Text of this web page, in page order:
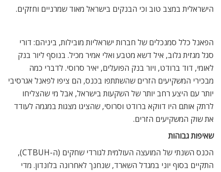
הישראלית במצב טוב וכי הבנקים בישראל מאוד שמרניים וחזקים.
הפאנל כלל סמנכלים של חברות ישראליות מובילות, ביניהם: דורי
סגל מגזית גלוב, איל דשא מטבע ואלי אמיר מכיל. בנוסף ליור בנק
לאומי, דוד ברודט, ויור בנק הפועלים, יאיר סרוסי. לדברי כמה
מבכירי המשקיעים הזרים שהשתתפו בכנס, הם ציפו לפאנל אגרסיבי
יותר עם היצע רחב יותר של השקעות בישראל, אבל מי שהצליחו
לרתק אותם היו דווקא ברודט וסרוסי, שהציגו מצגות במגמה לעודד
את שוק המשקיעים הזרים.
שאיפות גבוהות
הכנס השנתי של המועצה העולמית לגורדי שחקים (ה-CTBUH),
התקיים בסוף יוני במגדל השארד, שנחנך לאחרונה בלונדון. מדי